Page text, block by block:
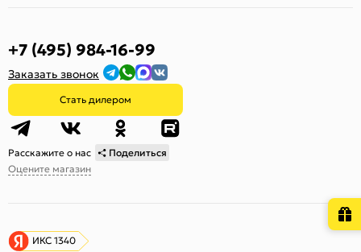
+7 (495) 984-16-99
Заказать звонок
Стать дилером
Расскажите о нас
Поделиться
Оцените магазин
ИКС 1340